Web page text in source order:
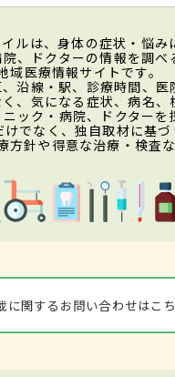
ルは、身体の症状・悩み
、ドクターの情報を調べ
域医療情報サイトです。
沿線・駅、診療時間、医
、気になる症状、病名、
ック・病院、ドクターを
けでなく、独自取材に基づ
方針や得意な治療・検査な
に関するお問い合わせはこ